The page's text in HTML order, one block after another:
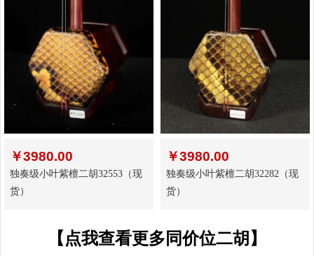
￥3980.00
独奏级小叶紫檀二胡32553（现
货）
￥3980.00
独奏级小叶紫檀二胡32282（现
货）
【点我查看更多同价位二胡】